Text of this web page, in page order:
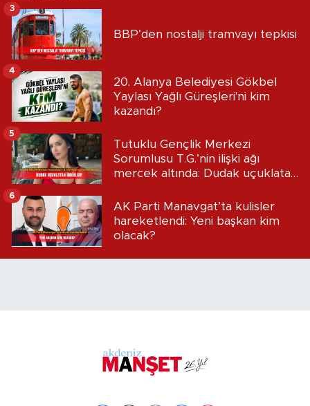
BBP’den nostalji tramvayı tepkisi
3
20. Alanya Belediyesi Gökbel
Yaylası Yağlı Güreşleri'ni kim
kazandı?
4
Tutuklu Gençlik Merkezi
Sorumlusu T.G.’nin ilişki ağı
mercek altında: Dudak uçuklatan
5
AK Parti Manavgat’ta kulisler
hareketlendi: Yeni başkan kim
olacak?
6